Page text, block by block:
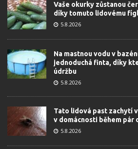
Vaše okurky zůstanou
díky tomuto lidovému
5.8.2026
Na mastnou vodu v
jednoduchá finta, díky
údržbu
5.8.2026
Tato lidová past zachytí
v domácnosti během pár
5.8.2026